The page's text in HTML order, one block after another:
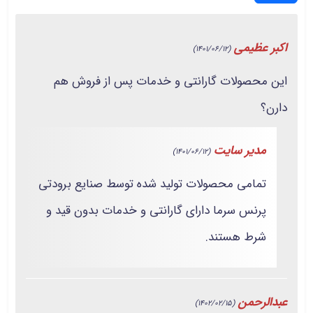
اکبر عظیمی (1401/06/12)
این محصولات گارانتی و خدمات پس از فروش هم
دارن؟
مدیر سایت (1401/06/12)
تمامی محصولات تولید شده توسط صنایع برودتی
پرنس سرما دارای گارانتی و خدمات بدون قید و
شرط هستند.
عبدالرحمن(1402/02/15)